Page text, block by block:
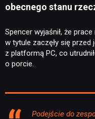
obecnego stanu
Spencer wyjaśnił, że
w tytule zaczęły się
z platformą PC, co
o porcie.
Podejście do